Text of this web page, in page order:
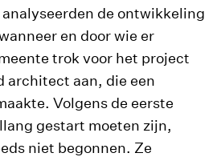
de ontwikkeling
en door wie er
trok voor het project
architect aan, die een
Volgens de eerste
gestart moeten zijn,
niet begonnen. Ze